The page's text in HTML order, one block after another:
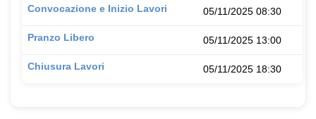
Convocazione e Inizio Lavori 05/11/2025 08:30
Pranzo Libero 05/11/2025 13:00
Chiusura Lavori 05/11/2025 18:30